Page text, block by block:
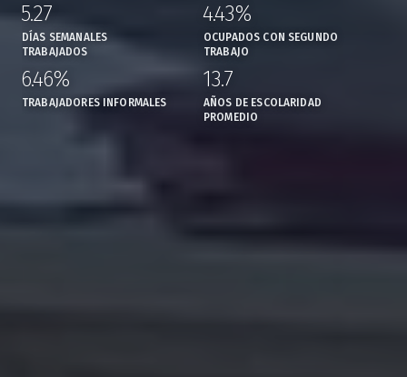
5.27,
DÍAS SEMANALES
TRABAJADOS
4.43%
OCUPADOS CON SEGUNDO
TRABAJO
6.46%
TRABAJADORES INFORMALES
13.7,
AÑOS DE ESCOLARIDAD
PROMEDIO